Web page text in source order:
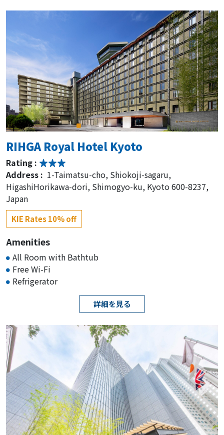
RIHGA Royal Hotel Kyoto
Rating :
Address : 1-Taimatsu-cho, Shiokoji-sagaru,
HigashiHorikawa-dori, Shimogyo-ku, Kyoto 600-8237,
Japan
KIE Rates 10% off
Amenities
All Room with Bathtub
Free Wi-Fi
Refrigerator
詳細を見る